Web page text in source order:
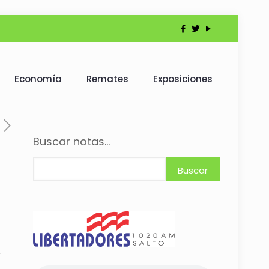
Economía Remates Exposiciones
Buscar notas...
Buscar